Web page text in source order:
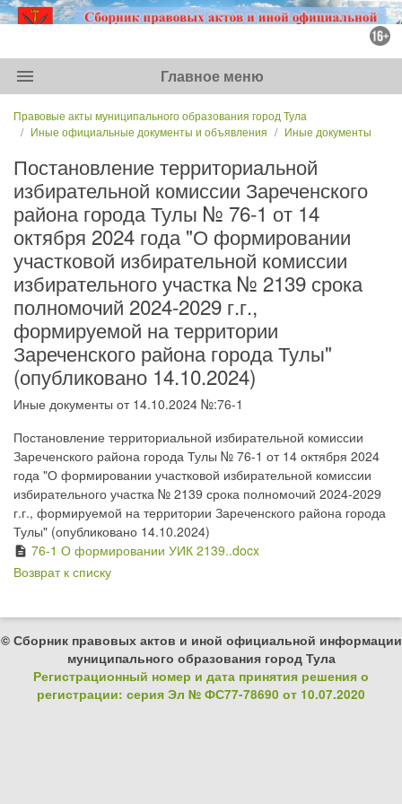
menu Главное меню
Правовые акты муниципального образования город Тула
Иные официальные документы и объявления
Иные документы
Постановление территориальной
избирательной комиссии Зареченского
района города Тулы № 76-1 от 14
октября 2024 года "О формировании
участковой избирательной комиссии
избирательного участка № 2139 срока
полномочий 2024-2029 г.г.,
формируемой на территории
Зареченского района города Тулы"
(опубликовано 14.10.2024)
Иные документы от 14.10.2024 №:76-1
Постановление территориальной избирательной комиссии
Зареченского района города Тулы № 76-1 от 14 октября 2024
года "О формировании участковой избирательной комиссии
избирательного участка № 2139 срока полномочий 2024-2029
г.г., формируемой на территории Зареченского района города
Тулы" (опубликовано 14.10.2024)
description 76-1 О формировании УИК 2139..docx
Возврат к списку
© Сборник правовых актов и иной официальной информации
муниципального образования город Тула
Регистрационный номер и дата принятия решения о
регистрации: серия Эл № ФС77-78690 от 10.07.2020